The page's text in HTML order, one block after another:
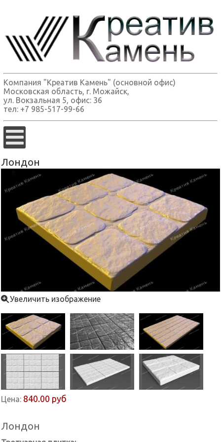
Компания "Креатив Камень" (основной офис)
Московская область, г. Можайск,
ул. Вокзальная 5, офис: 36
тел: +7 985-517-99-66
Лондон
Увеличить изображение
Цена: 840.00 руб
Лондон